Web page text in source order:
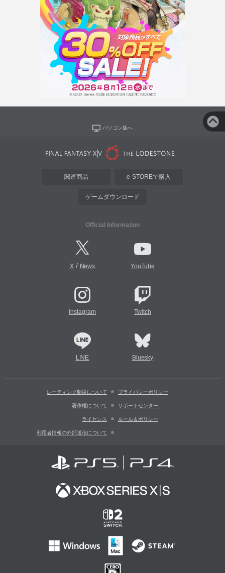
パソコン版へ
関連商品 e-STOREで購入
ゲームダウンロード
Official Information
X/ News YouTube
Instagram Twitch
LINE Bluesky
レーティング制度について プライバシーポリシー
著作権について サポートセンター
ライセンス ルール＆ポリシー
利用者情報の外部送信について